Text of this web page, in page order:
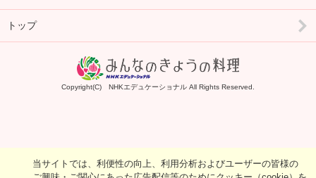
トップ
Copyright(C) NHKエデュケーショナル All Rights Reserved.
当サイトでは、利便性の向上、利用分析およびユーザーの皆様の